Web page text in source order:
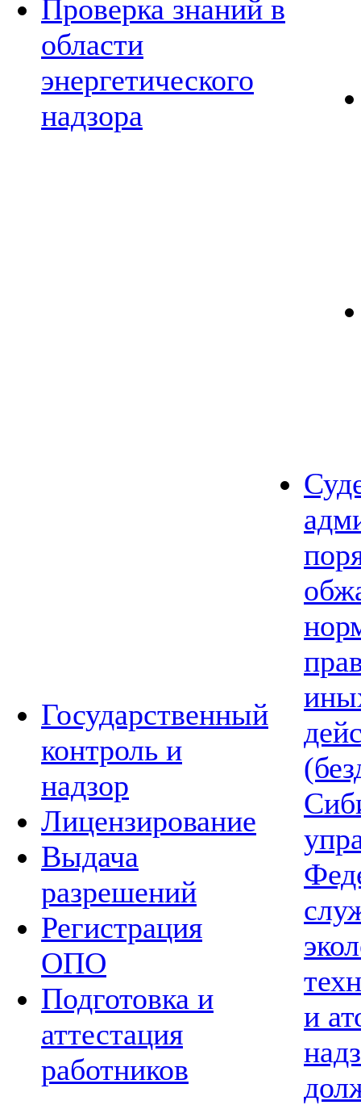
Проверка знаний в
области
энергетического
надзора
Государственный
контроль и
надзор
Лицензирование
Выдача
разрешений
Регистрация
ОПО
Подготовка и
аттестация
работников
и